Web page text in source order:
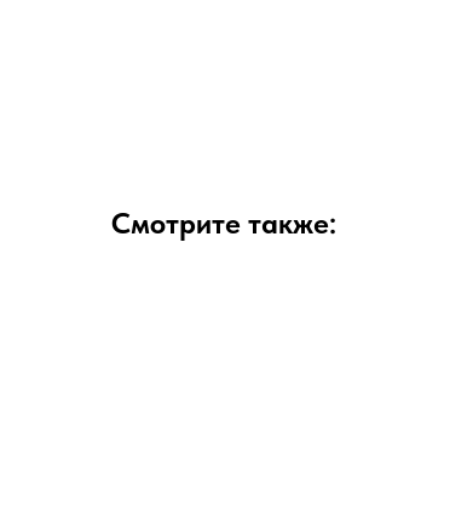
Смотрите также: